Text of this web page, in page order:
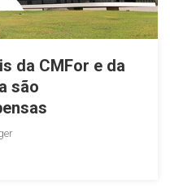
da CMFor e da
são